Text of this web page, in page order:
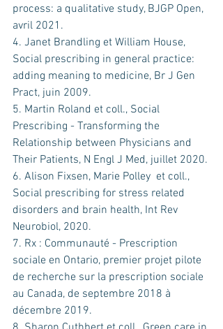
process: a qualitative study, BJGP Open,
avril 2021.
4. Janet Brandling et William House,
Social prescribing in general practice:
adding meaning to medicine, Br J Gen
Pract, juin 2009.
5. Martin Roland et coll., Social
Prescribing - Transforming the
Relationship between Physicians and
Their Patients, N Engl J Med, juillet 2020.
6. Alison Fixsen, Marie Polley  et coll.,
Social prescribing for stress related
disorders and brain health, Int Rev
Neurobiol, 2020.
7. Rx : Communauté - Prescription
sociale en Ontario, premier projet pilote
de recherche sur la prescription sociale
au Canada, de septembre 2018 à
décembre 2019.